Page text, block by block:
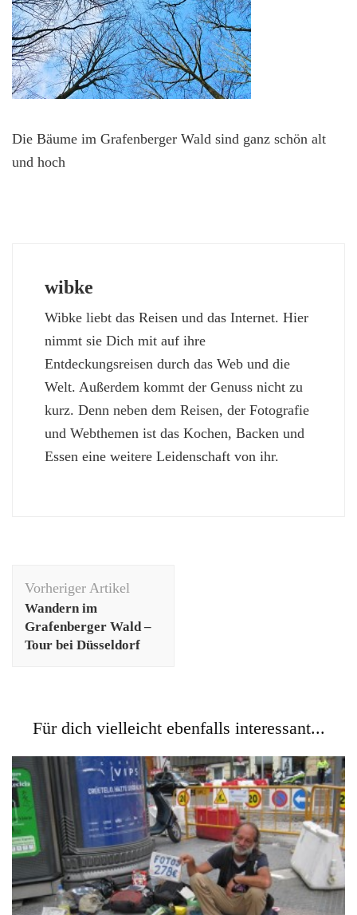
Die Bäume im Grafenberger Wald sind ganz schön alt
und hoch
wibke
Wibke liebt das Reisen und das Internet. Hier
nimmt sie Dich mit auf ihre
Entdeckungsreisen durch das Web und die
Welt. Außerdem kommt der Genuss nicht zu
kurz. Denn neben dem Reisen, der Fotografie
und Webthemen ist das Kochen, Backen und
Essen eine weitere Leidenschaft von ihr.
Vorheriger Artikel
Wandern im
Grafenberger Wald –
Tour bei Düsseldorf
Für dich vielleicht ebenfalls interessant...